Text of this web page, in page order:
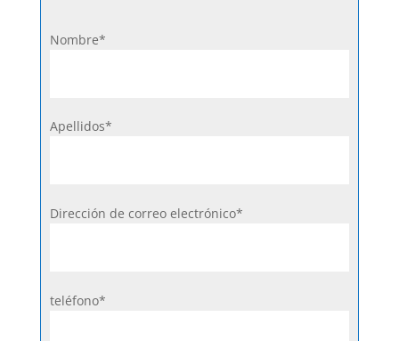
Nombre*
Apellidos*
Dirección de correo electrónico*
teléfono*